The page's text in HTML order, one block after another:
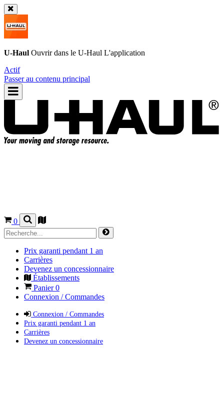
U-Haul Ouvrir dans le U-Haul L'application
Actif
Passer au contenu principal
0
Prix garanti pendant 1 an
Carrières
Devenez un concessionnaire
Établissements
Panier0
Connexion / Commandes
Connexion / Commandes
Prix garanti pendant 1 an
Carrières
Devenez un concessionnaire